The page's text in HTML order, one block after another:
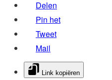
Delen
Pin het
Tweet
Mail
Link kopiëren